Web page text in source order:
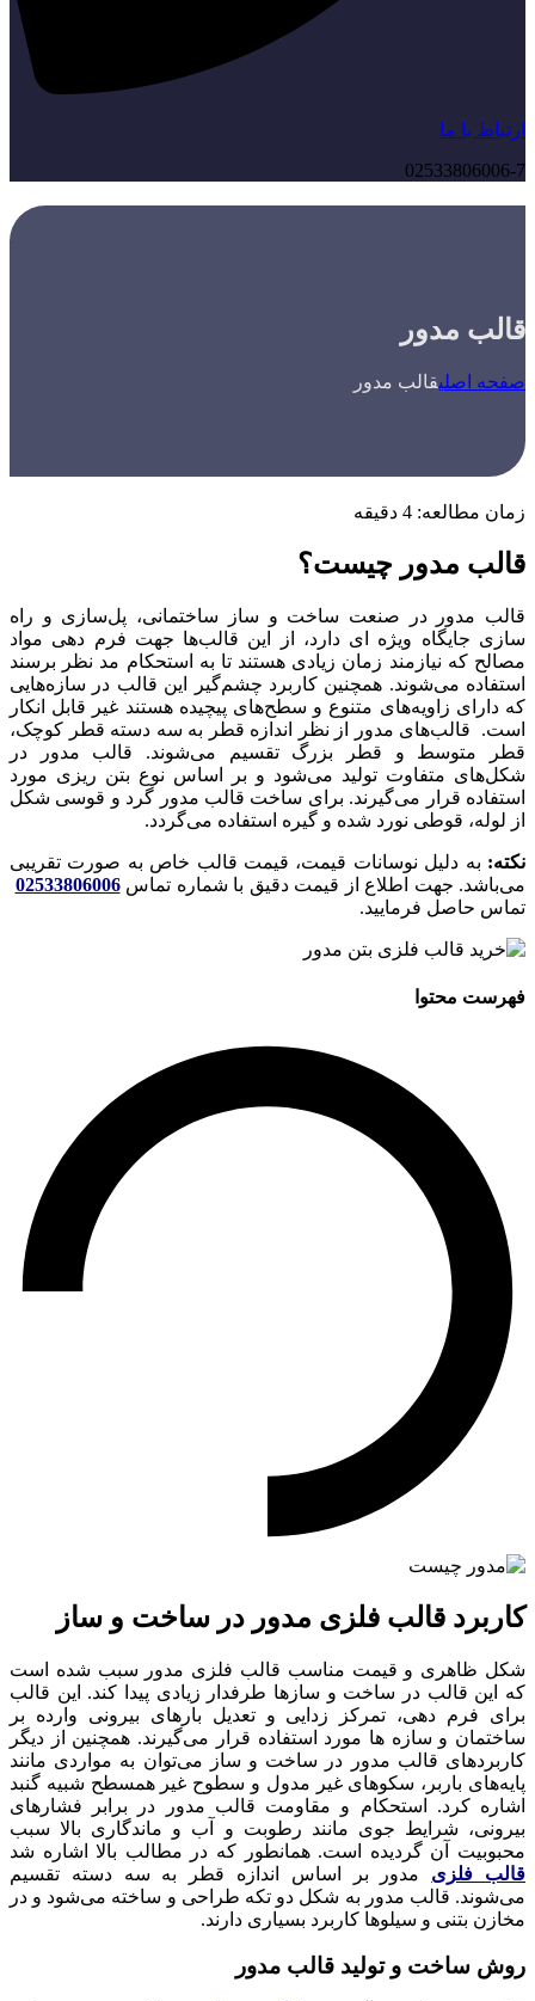
ارتباط با ما
02533806006-7
قالب مدور
صفحه اصلیقالب مدور
زمان مطالعه: 4 دقیقه
قالب مدور چیست؟
قالب مدور در صنعت ساخت و ساز ساختمانی، پل‌سازی و راه
‌سازی جایگاه ویژه ای دارد، از این قالب‌ها جهت فرم دهی مواد
مصالح که نیازمند زمان زیادی هستند تا به استحکام مد نظر برسند
استفاده می‌شوند. همچنین کاربرد چشم‌گیر این قالب در سازه‌هایی
که دارای زاویه‌های متنوع و سطح‌های پیچیده هستند غیر قابل انکار
است. قالب‌های مدور از نظر اندازه قطر به سه دسته قطر کوچک،
قطر متوسط و قطر بزرگ تقسیم می‌شوند. قالب مدور در
شکل‌های متفاوت تولید می‌شود و بر اساس نوع بتن ریزی مورد
استفاده قرار می‌گیرند. برای ساخت قالب مدور گرد و قوسی شکل
از لوله، قوطی نورد شده و گیره استفاده می‌گردد.
نکته: به دلیل نوسانات قیمت، قیمت قالب خاص به صورت تقریبی
می‌باشد. جهت اطلاع از قیمت دقیق با شماره تماس02533806006
تماس حاصل فرمایید.
فهرست محتوا
کاربرد قالب فلزی مدور در ساخت و ساز
شکل ظاهری و قیمت مناسب قالب فلزی مدور سبب شده است
که این قالب در ساخت‌ و ساز‌ها طرفدار زیادی پیدا کند. این قالب
برای فرم دهی، تمرکز زدایی و تعدیل بار‌های بیرونی وارده بر
ساختمان و سازه ها مورد استفاده قرار می‌گیرند. همچنین از دیگر
کاربرد‌های قالب مدور در ساخت و ساز می‌توان به مواردی مانند
پایه‌های باربر، سکو‌های غیر مدول و سطوح غیر همسطح شبیه گنبد
اشاره کرد. استحکام و مقاومت قالب مدور در برابر فشار‌های
بیرونی، شرایط جوی مانند رطوبت و آب و ماندگاری بالا سبب
محبوبیت آن گردیده است. همانطور که در مطالب بالا اشاره شد
قالب فلزی مدور بر اساس اندازه قطر به سه دسته تقسیم
می‌شوند. قالب مدور به شکل دو تکه طراحی و ساخته می‌شود و در
مخازن بتنی و سیلو‌ها کاربرد بسیاری دارند.
روش ساخت و تولید قالب مدور